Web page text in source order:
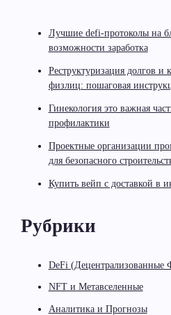
Лучшие defi-протоколы на
возможности заработка
Реструктуризация долгов и
физлиц: пошаговая
Гинекология это важная
профилактики
Проектные организации
для безопасного
Купить вейп с доставкой в
Рубрики
DeFi (Децентрализованные
NFT и Метавселенные
Аналитика и Прогнозы